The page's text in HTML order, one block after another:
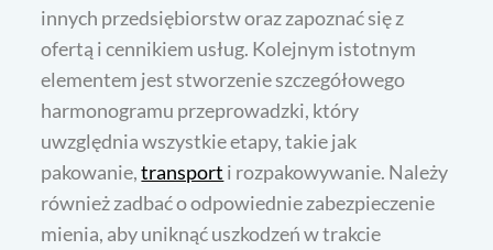
innych przedsiębiorstw oraz zapoznać się z
ofertą i cennikiem usług. Kolejnym istotnym
elementem jest stworzenie szczegółowego
harmonogramu przeprowadzki, który
uwzględnia wszystkie etapy, takie jak
pakowanie,transport i rozpakowywanie. Należy
również zadbać o odpowiednie zabezpieczenie
mienia, aby uniknąć uszkodzeń w trakcie